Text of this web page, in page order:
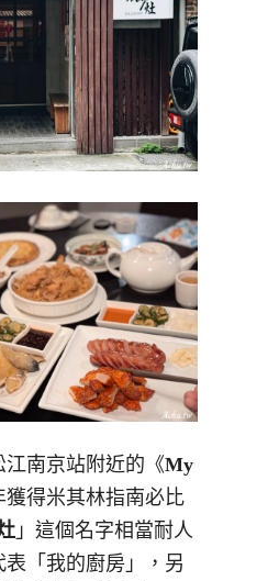
南京站附近的《My
獲得米其林指南必比
」這個名字相當耐人
「我的廚房」，另